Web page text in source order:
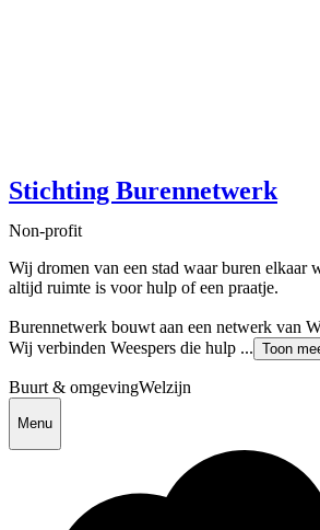
Stichting Burennetwerk
Non-profit
Wij dromen van een stad waar buren elkaar
altijd ruimte is voor hulp of een praatje.
Burennetwerk bouwt aan een netwerk van
Wij verbinden Weespers die hulp ... Toon
Buurt & omgevingWelzijn
Menu